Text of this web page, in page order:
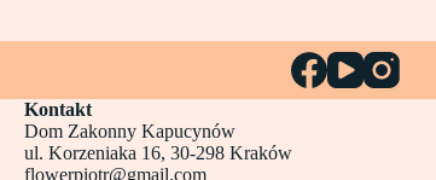
Kontakt
Dom Zakonny Kapucynów
ul. Korzeniaka 16, 30-298 Kraków
flowerpiotr@gmail.com